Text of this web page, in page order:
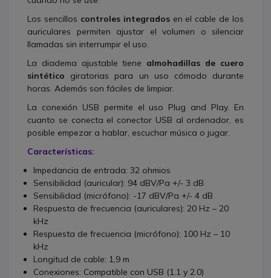
Los sencillos controles integradosen el cable de los
auriculares permiten ajustar el volumen o silenciar
llamadas sin interrumpir el uso.
La diadema ajustable tiene almohadillas de cuero
sintético giratorias para un uso cómodo durante
horas. Además son fáciles de limpiar.
La conexión USB permite el uso Plug and Play. En
cuanto se conecta el conector USB al ordenador, es
posible empezar a hablar, escuchar música o jugar.
Características:
Impedancia de entrada: 32 ohmios
Sensibilidad (auricular): 94 dBV/Pa +/- 3 dB
Sensibilidad (micrófono): -17 dBV/Pa +/- 4 dB
Respuesta de frecuencia (auriculares): 20 Hz – 20
kHz
Respuesta de frecuencia (micrófono): 100 Hz – 10
kHz
Longitud de cable: 1,9 m
Conexiones: Compatible con USB (1.1 y 2.0)